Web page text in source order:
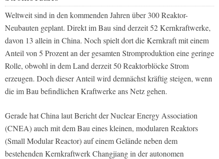
Weltweit sind in den kommenden Jahren über 300 Reaktor-
Neubauten geplant. Direkt im Bau sind derzeit 52 Kernkraftwerke,
davon 13 allein in China. Noch spielt dort die Kernkraft mit einem
Anteil von 5 Prozent an der gesamten Stromproduktion eine geringe
Rolle, obwohl in dem Land derzeit 50 Reaktorblöcke Strom
erzeugen. Doch dieser Anteil wird demnächst kräftig steigen, wenn
die im Bau befindlichen Kraftwerke ans Netz gehen.
Gerade hat China laut Bericht der Nuclear Energy Association
(CNEA) auch mit dem Bau eines kleinen, modularen Reaktors
(Small Modular Reactor) auf einem Gelände neben dem
bestehenden Kernkraftwerk Changjiang in der autonomen